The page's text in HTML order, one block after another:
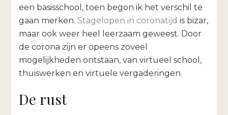
een basisschool, toen begon ik het verschil te
gaan merken.Stagelopen in coronatijd is bizar,
maar ook weer heel leerzaam geweest. Door
de corona zijn er opeens zoveel
mogelijkheden ontstaan, van virtueel school,
thuiswerken en virtuele vergaderingen.
De rust